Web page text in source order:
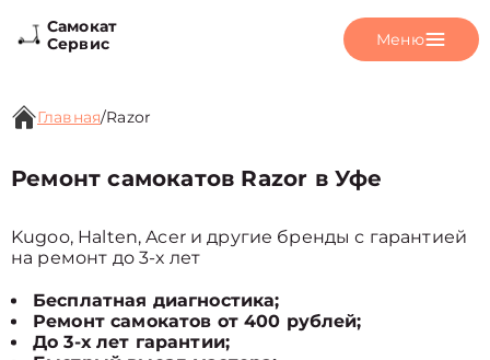
Самокат
Сервис
Меню
Главная/Razor
Ремонт самокатов Razor в Уфе
Kugoo, Halten, Acer и другие бренды с гарантией
на ремонт до 3-х лет
Бесплатная диагностика;
Ремонт самокатов от 400 рублей;
До 3-х лет гарантии;